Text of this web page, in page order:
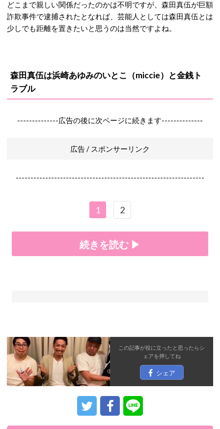
どこまで親しい関係だったのかは不明ですが、森田真伍が巨額
詐欺事件で逮捕されたとなれば、芸能人としては森田真伍とは
少しでも距離を置きたいと思うのは当然ですよね。
森田真伍は浜崎あゆみのいとこ（miccie）と金銭ト
ラブル
--------------広告の後に次ページに続きます--------------
広告 / スポンサーリンク
----------------------------------------------------------------
1 2
続きを読む ▶
この記事が役に立ったと思ったらシ
ェアを押してね
シェア